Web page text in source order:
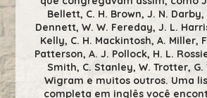
Bellett, C. H. Brown, J. N. Darby,
Dennett, W. W. Fereday, J. L.
Kelly, C. H. Mackintosh, A. Miller,
Patterson, A. J. Pollock, H. L.
Smith, C. Stanley, W. Trotter, G.
Wigram e muitos outros. Uma
completa em inglês você